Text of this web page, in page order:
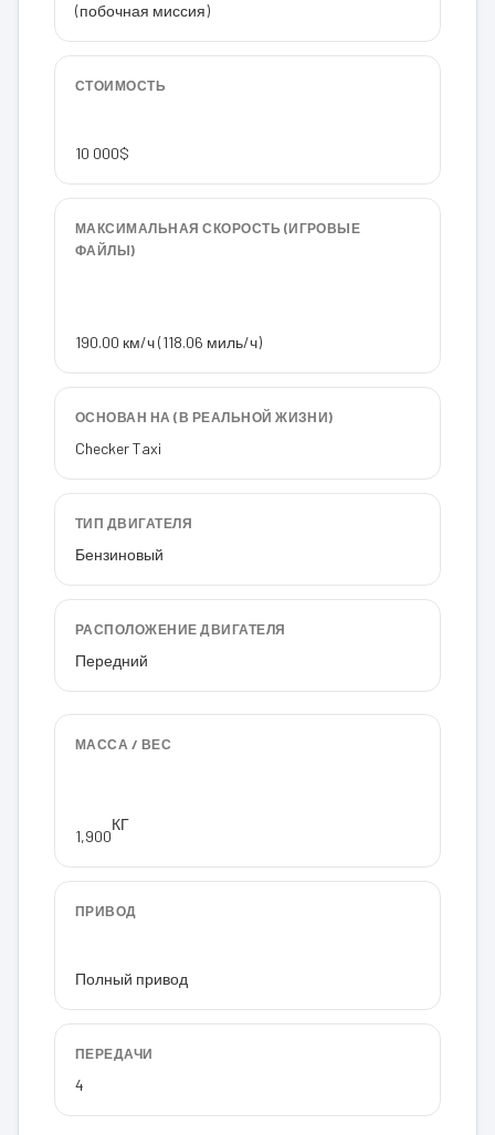
(побочная миссия)
СТОИМОСТЬ
10 000$
МАКСИМАЛЬНАЯ СКОРОСТЬ (ИГРОВЫЕ
ФАЙЛЫ)
190.00 км/ч (118.06 миль/ч)
ОСНОВАН НА (В РЕАЛЬНОЙ ЖИЗНИ)
Checker Taxi
ТИП ДВИГАТЕЛЯ
Бензиновый
РАСПОЛОЖЕНИЕ ДВИГАТЕЛЯ
Передний
МАССА / ВЕС
1,900
КГ
ПРИВОД
Полный привод
ПЕРЕДАЧИ
4